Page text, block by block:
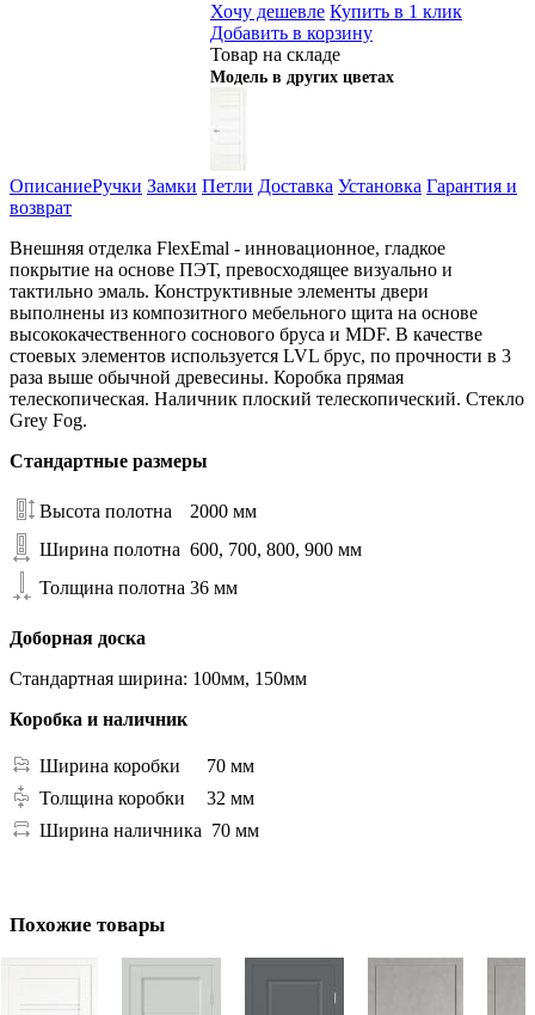
Хочу дешевле Купить в 1 клик
Добавить в корзину
Товар на складе
Модель в других цветах
ОписаниеРучки Замки Петли Доставка Установка Гарантия и
возврат
Внешняя отделка FlexEmal - инновационное, гладкое
покрытие на основе ПЭТ, превосходящее визуально и
тактильно эмаль. Конструктивные элементы двери
выполнены из композитного мебельного щита на основе
высококачественного соснового бруса и MDF. В качестве
стоевых элементов используется LVL брус, по прочности в 3
раза выше обычной древесины. Коробка прямая
телескопическая. Наличник плоский телескопический. Стекло
Grey Fog.
Стандартные размеры
Высота полотна
2000 мм
Ширина полотна 600, 700, 800, 900 мм
Толщина полотна 36 мм
Доборная доска
Стандартная ширина: 100мм, 150мм
Коробка и наличник
Ширина коробки
70 мм
Толщина коробки
32 мм
Ширина наличника 70 мм
Похожие товары